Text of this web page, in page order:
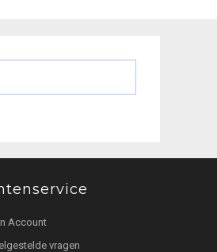
Account
vragen